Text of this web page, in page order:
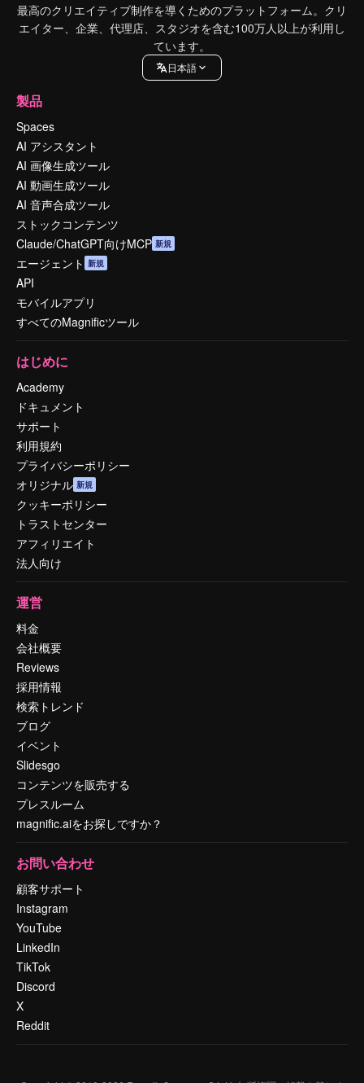
最高のクリエイティブ制作を導くためのプラットフォーム。クリ
エイター、企業、代理店、スタジオを含む100万人以上が利用し
ています。
日本語
製品
Spaces
AI アシスタント
AI 画像生成ツール
AI 動画生成ツール
AI 音声合成ツール
ストックコンテンツ
Claude/ChatGPT向けMCP 新規
エージェント 新規
API
モバイルアプリ
すべてのMagnificツール
はじめに
Academy
ドキュメント
サポート
利用規約
プライバシーポリシー
オリジナル 新規
クッキーポリシー
トラストセンター
アフィリエイト
法人向け
運営
料金
会社概要
Reviews
採用情報
検索トレンド
ブログ
イベント
Slidesgo
コンテンツを販売する
プレスルーム
magnific.aiをお探しですか？
お問い合わせ
顧客サポート
Instagram
YouTube
LinkedIn
TikTok
Discord
X
Reddit